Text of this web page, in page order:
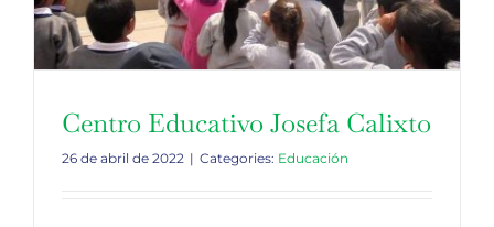
Centro Educativo Josefa Calixto
26 de abril de 2022 | Categories: Educación